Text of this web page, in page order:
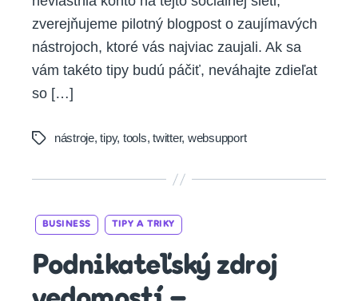
zverejňujeme pilotný blogpost o zaujímavých
nástrojoch, ktoré vás najviac zaujali. Ak sa
vám takéto tipy budú páčiť, neváhajte zdieľat
so […]
Tags nástroje,tipy, tools,twitter, websupport
Categories
BUSINESS TIPY A TRIKY
Podnikateľský zdroj